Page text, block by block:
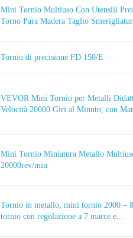
Mini Tornio Multiuso Con Utensili
Torno Para Madera Taglio
Tornio di precisione FD 150/E
VEVOR Mini Tornio per Metalli
Velocità 20000 Giri al Minuto, con
Mini Tornio Miniatura Metallo
20000rev/min
Tornio in metallo, mini tornio 2000 –
tornio con regolazione a 7 marce e...